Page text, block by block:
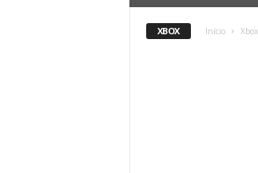
XBOX Início Xbox